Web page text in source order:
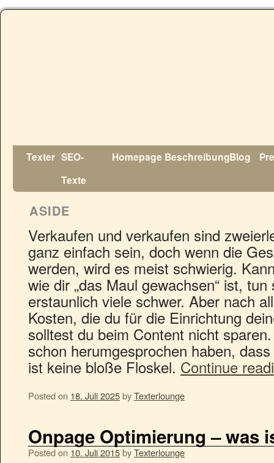
Texter SEO-
Texte
Homepage BeschreibungBlog
ASIDE
Verkaufen und verkaufen sind
ganz einfach sein, doch wenn die
werden, wird es meist schwierig.
wie dir „das Maul gewachsen“ ist,
erstaunlich viele schwer. Aber nach
Kosten, die du für die Einrichtung
solltest du beim Content nicht
schon herumgesprochen haben,
ist keine bloße Floskel. Continue
Posted on 18. Juli 2025byTexterlounge
Onpage Optimierung – was
Posted on 10. Juli 2015byTexterlounge